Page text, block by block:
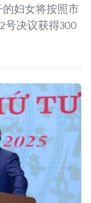
的妇女将按照市
号决议获得300